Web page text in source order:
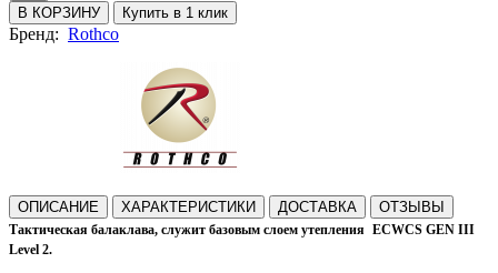
В КОРЗИНУ Купить в 1 клик
Бренд: Rothco
ОПИСАНИЕ ХАРАКТЕРИСТИКИ ДОСТАВКА ОТЗЫВЫ
Тактическая балаклава, служит базовым слоем утепления ECWCS GEN III
Level 2.